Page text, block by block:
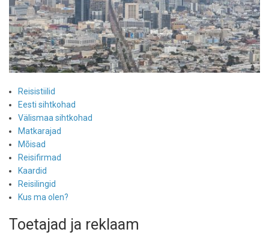
Reisistiilid
Eesti sihtkohad
Välismaa sihtkohad
Matkarajad
Mõisad
Reisifirmad
Kaardid
Reisilingid
Kus ma olen?
Toetajad ja reklaam